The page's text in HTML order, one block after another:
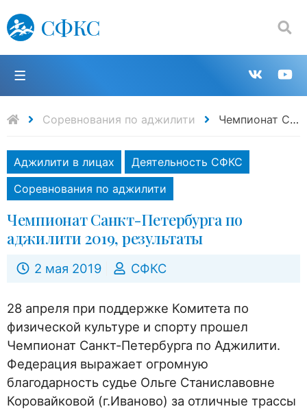
СФКС
Поиск:
в
Соревнования по аджилити Чемпионат Санкт-Петербурга по аджилити 2019, результаты
Аджилити в лицах
Деятельность СФКС
Соревнования по аджилити
Чемпионат Санкт-Петербурга по
аджилити 2019, результаты
2 мая 2019 СФКС
28 апреля при поддержке Комитета по
физической культуре и спорту прошел
Чемпионат Санкт-Петербурга по Аджилити.
Федерация выражает огромную
благодарность судье Ольге Станиславовне
Коровайковой (г.Иваново) за отличные трассы